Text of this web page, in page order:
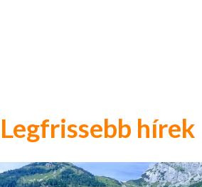
Legfrissebb hírek